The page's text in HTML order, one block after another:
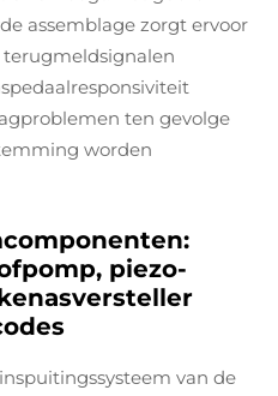
assemblage zorgt ervoor
terugmeldsignalen
ten gevolge
worden
piezo-
van de